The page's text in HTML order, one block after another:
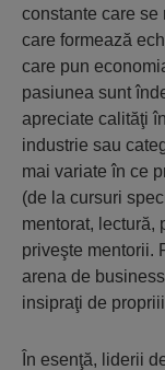
constante care se
care formează
care pun
pasiunea sunt
apreciate calităţi
industrie sau
mai variate în ce
(de la cursuri
mentorat, lectură,
priveşte mentorii.
arena de
insipraţi de
În esenţă, liderii